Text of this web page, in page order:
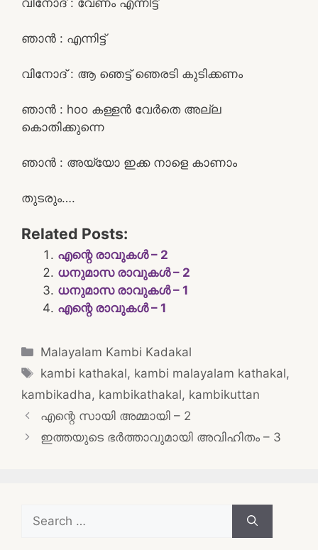
ഞാൻ : എന്നിട്ട്
വിനോദ് : ആ ഞെട്ട് ഞെരടി കുടിക്കണം
ഞാൻ : hoo കള്ളൻ വേർതെ അല്ല
കൊതിക്കുന്നെ
ഞാൻ : അയ്യോ ഇക്ക നാളെ കാണാം
തുടരും….
Related Posts:
എന്റെ രാവുകൾ – 2
ധനുമാസ രാവുകൾ – 2
ധനുമാസ രാവുകൾ – 1
എന്റെ രാവുകൾ – 1
Categories
Malayalam Kambi Kadakal
Tags
kambi kathakal, kambi malayalam kathakal,
kambikadha, kambikathakal, kambikuttan
Post
navigation
എന്റെ സായി അമ്മായി – 2
ഇത്തയുടെ ഭർത്താവുമായി അവിഹിതം – 3
Search
for: